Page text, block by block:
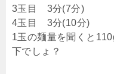
3玉目 3分(7分)
4玉目 3分(10分)
1玉の麺量を聞くと
下でしょ？